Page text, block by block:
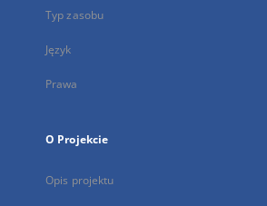
Typ zasobu
Język
Prawa
O Projekcie
Opis projektu